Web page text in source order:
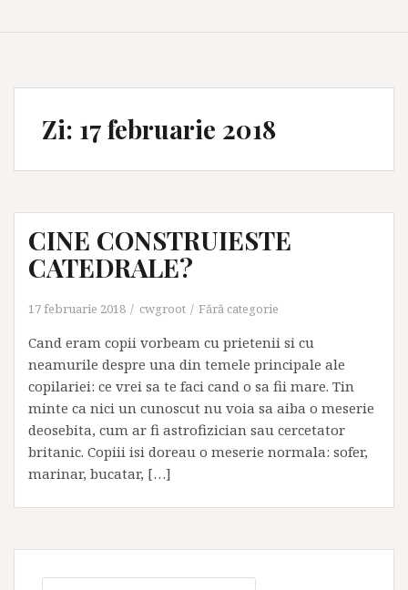
Zi: 17 februarie 2018
CINE CONSTRUIESTE
CATEDRALE?
17 februarie 2018 cwgroot Fără categorie
Cand eram copii vorbeam cu prietenii si cu
neamurile despre una din temele principale ale
copilariei: ce vrei sa te faci cand o sa fii mare. Tin
minte ca nici un cunoscut nu voia sa aiba o meserie
deosebita, cum ar fi astrofizician sau cercetator
britanic. Copiii isi doreau o meserie normala: sofer,
marinar, bucatar, […]